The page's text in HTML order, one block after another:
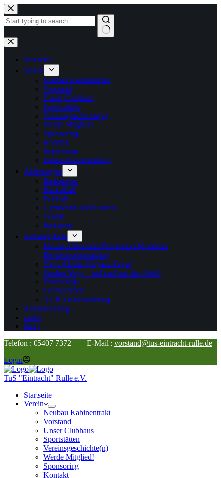
Zum
Inhalt
springen
Keine
Ergebnisse
Startseite
Verein
Neubau Kabinentrakt
Vorstand
Unser Clubhaus
Sportstätten
Vereinsgeschichte(n)
Werde Mitglied!
Sponsoring
Kontakt
Impressum
Datenschutzerklärung
Abteilungen
Badminton
Basketball
Fußball
Gymnastik und Turnen
Tennis
Radsport
Kursangebote
Mama-Allrounder/Prävention Modernes
Beckenbodentraining
Yoga (Hatha-Vinyasa-Yoga)
Sanftes Yoga – auf und mit dem Stuhl
PilatesYoga
Trainer:innen
AGB`s Kursbuchung
Raumbuchung
Links
Shop
Telefon : 05407 7372 E-Mail : vorstand@tus-eintracht-rulle.de
Login
TuS "Eintracht" Rulle e.V.
Startseite
Verein
Neubau Kabinentrakt
Vorstand
Unser Clubhaus
Sportstätten
Vereinsgeschichte(n)
Werde Mitglied!
Sponsoring
Kontakt